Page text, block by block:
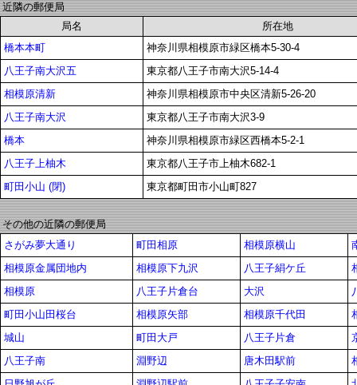
近隣の郵便局
局名
所在地
橋本本町
神奈川県相模原市緑区橋本5-30-4
八王子南大沢五
東京都八王子市南大沢5-14-4
相模原清新
神奈川県相模原市中央区清新5-26-20
八王子南大沢
東京都八王子市南大沢3-9
橋本
神奈川県相模原市緑区西橋本5-2-1
八王子上柚木
東京都八王子市上柚木682-1
町田小山 (閉)
東京都町田市小山町827
その他の近隣の郵便局
さがみ夢大通り
町田相原 相模原横山
相模原金属団地内
相模原下九沢 八王子絹ケ丘
相模原
八王子片倉台 大沢
町田小山田桜台
相模原矢部 相模原千代田
城山
町田大戸 八王子片倉
八王子南
淵野辺 唐木田駅前